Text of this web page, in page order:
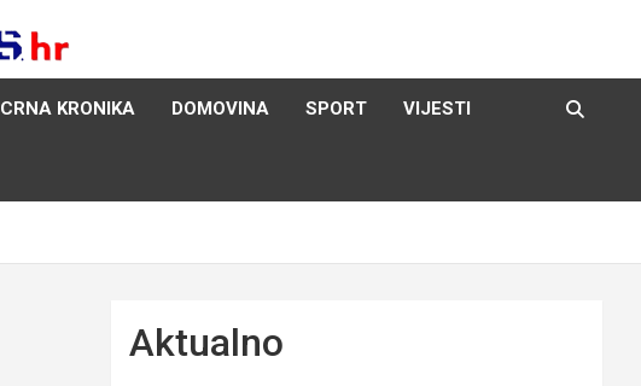
CRNA KRONIKA DOMOVINA SPORT VIJESTI
Aktualno